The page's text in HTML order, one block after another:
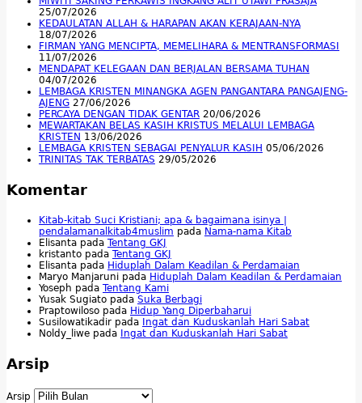
25/07/2026
KEDAULATAN ALLAH & HARAPAN AKAN KERAJAAN-NYA
18/07/2026
FIRMAN YANG MENCIPTA, MEMELIHARA & MENTRANSFORMASI
11/07/2026
MENDAPAT KELEGAAN DAN BERJALAN BERSAMA TUHAN
04/07/2026
LEMBAGA KRISTEN MINANGKA AGEN PANGANTARA PANGAJENG-
AJENG 27/06/2026
PERCAYA DENGAN TIDAK GENTAR 20/06/2026
MEWARTAKAN BELAS KASIH KRISTUS MELALUI LEMBAGA
KRISTEN 13/06/2026
LEMBAGA KRISTEN SEBAGAI PENYALUR KASIH 05/06/2026
TRINITAS TAK TERBATAS 29/05/2026
Komentar
Kitab-kitab Suci Kristiani; apa & bagaimana isinya |
pendalamanalkitab4muslim pada Nama-nama Kitab
Elisanta pada Tentang GKJ
kristanto pada Tentang GKJ
Elisanta pada Hiduplah Dalam Keadilan & Perdamaian
Maryo Manjaruni pada Hiduplah Dalam Keadilan & Perdamaian
Yoseph pada Tentang Kami
Yusak Sugiato pada Suka Berbagi
Praptowiloso pada Hidup Yang Diperbaharui
Susilowatikadir pada
Ingat dan Kuduskanlah Hari Sabat
Noldy_liwe pada Ingat dan Kuduskanlah Hari Sabat
Arsip
Arsip